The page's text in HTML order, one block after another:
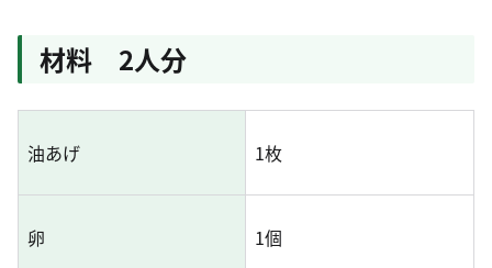
材料 2人分
油あげ 1枚
卵 1個